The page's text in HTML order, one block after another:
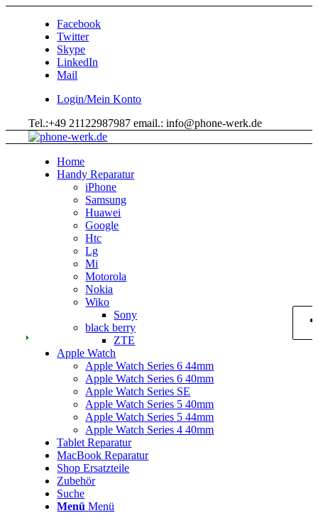
Facebook
Twitter
Skype
LinkedIn
Mail
Login/Mein Konto
Tel.:+49 21122987987 email.: info@phone-werk.de
Home
Handy Reparatur
iPhone
Samsung
Huawei
Google
Htc
Lg
Mi
Motorola
Nokia
Wiko
Sony
black berry
ZTE
Apple Watch
Apple Watch Series 6 44mm
Apple Watch Series 6 40mm
Apple Watch Series SE
Apple Watch Series 5 40mm
Apple Watch Series 5 44mm
Apple Watch Series 4 40mm
Tablet Reparatur
MacBook Reparatur
Shop Ersatzteile
Zubehör
Suche
Menü Menü